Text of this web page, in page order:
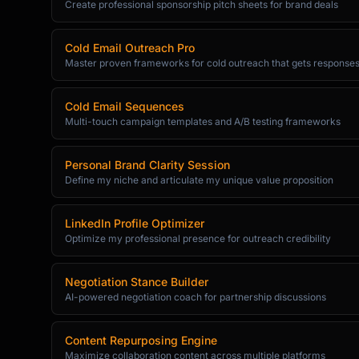
Create professional sponsorship pitch sheets for brand deals
Cold Email Outreach Pro
Master proven frameworks for cold outreach that gets responses
Cold Email Sequences
Multi-touch campaign templates and A/B testing frameworks
Personal Brand Clarity Session
Define my niche and articulate my unique value proposition
LinkedIn Profile Optimizer
Optimize my professional presence for outreach credibility
Negotiation Stance Builder
AI-powered negotiation coach for partnership discussions
Content Repurposing Engine
Maximize collaboration content across multiple platforms